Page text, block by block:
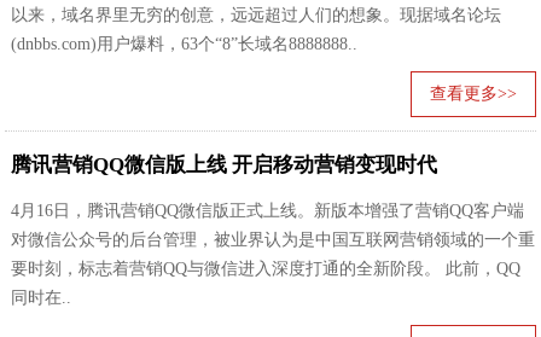
以来，域名界里无穷的创意，远远超过人们的想象。现据域名论坛
(dnbbs.com)用户爆料，63个“8”长域名8888888..
查看更多>>
腾讯营销QQ微信版上线 开启移动营销变现时代
4月16日，腾讯营销QQ微信版正式上线。新版本增强了营销QQ客户端
对微信公众号的后台管理，被业界认为是中国互联网营销领域的一个重
要时刻，标志着营销QQ与微信进入深度打通的全新阶段。 此前，QQ
同时在..